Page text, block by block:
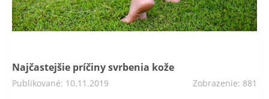
Najčastejšie príčiny svrbenia kože
Publikované: 10.11.2019 Zobrazenie: 881